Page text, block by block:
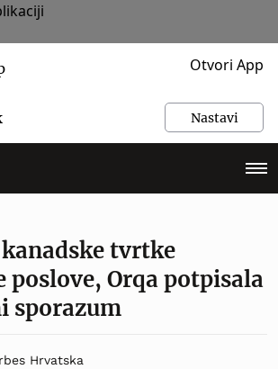
Otvori App
Nastavi
tvrtke
poslove, Orqa potpisala
sporazum
Hrvatska